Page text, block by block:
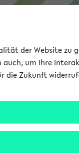
der Website zu
auch, um Ihre
die Zukunft